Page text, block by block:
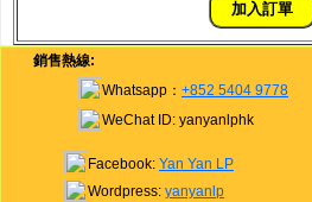
銷售熱線:
Whatsapp： +852 5404 9778
WeChat ID: yanyanlphk
Facebook: Yan Yan LP
Wordpress: yanyanlp